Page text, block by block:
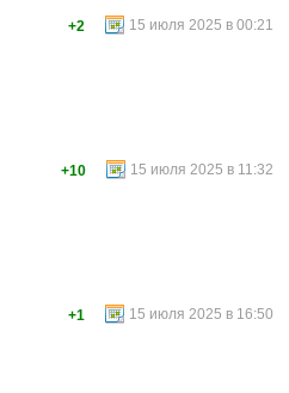
15 июля 2025 в 00:21
+2
15 июля 2025 в 11:32
+10
15 июля 2025 в 16:50
+1